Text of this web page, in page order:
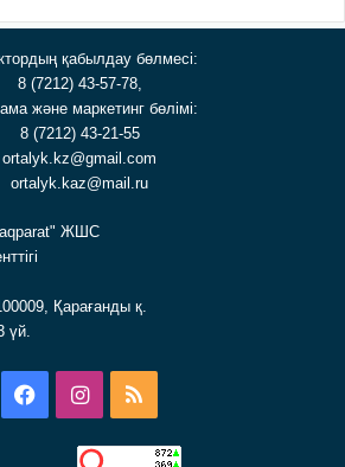
қабылдау бөлмесі:
8 (7212) 43-57-78,
және маркетинг бөлімі:
8 (7212) 43-21-55
ortalyk.kz@gmail.com
ortalyk.kaz@mail.ru
aqparat" ЖШС
Қарағанды қ.
үй.
FacebookInstagram